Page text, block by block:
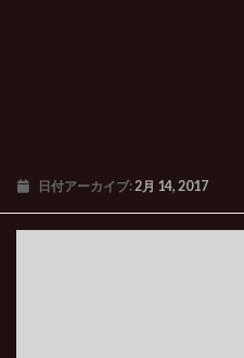
日付アーカイブ:2月 14, 2017